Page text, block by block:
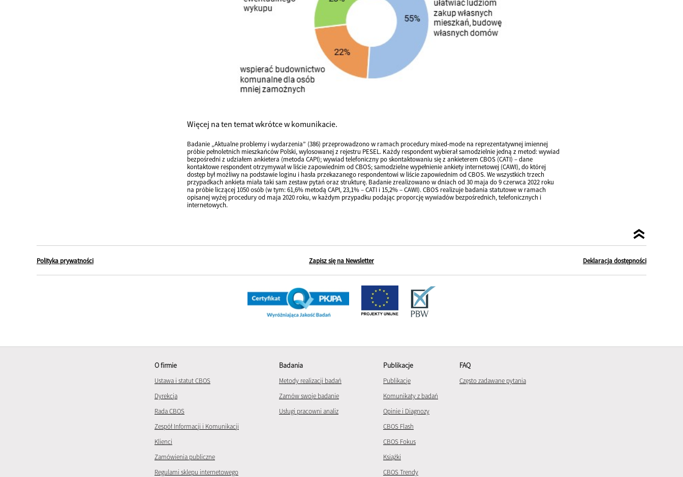
Więcej na ten temat wkrótce w komunikacie.
Badanie „Aktualne problemy i wydarzenia” (386) przeprowadzono w ramach procedury mixed-mode na reprezentatywnej imiennej
próbie pełnoletnich mieszkańców Polski, wylosowanej z rejestru PESEL. Każdy respondent wybierał samodzielnie jedną z metod: wywiad
bezpośredni z udziałem ankietera (metoda CAPI); wywiad telefoniczny po skontaktowaniu się z ankieterem CBOS (CATI) – dane
kontaktowe respondent otrzymywał w liście zapowiednim od CBOS; samodzielne wypełnienie ankiety internetowej (CAWI), do której
dostęp był możliwy na podstawie loginu i hasła przekazanego respondentowi w liście zapowiednim od CBOS. We wszystkich trzech
przypadkach ankieta miała taki sam zestaw pytań oraz strukturę. Badanie zrealizowano w dniach od 30 maja do 9 czerwca 2022 roku
na próbie liczącej 1050 osób (w tym: 61,6% metodą CAPI, 23,1% – CATI i 15,2% – CAWI). CBOS realizuje badania statutowe w ramach
opisanej wyżej procedury od maja 2020 roku, w każdym przypadku podając proporcję wywiadów bezpośrednich, telefonicznych i
internetowych.
Polityka prywatności Zapisz się na Newsletter Deklaracja dostępności
O firmie
Ustawa i statut CBOS
Dyrekcja
Rada CBOS
Zespół Informacji i Komunikacji
Klienci
Zamówienia publiczne
Regulami sklepu internetowego
Badania
Metody realizacji badań
Zamów swoje badanie
Usługi pracowni analiz
Publikacje
Publikacje
Komunikaty z badań
Opinie i Diagnozy
CBOS Flash
CBOS Fokus
Książki
CBOS Trendy
FAQ
Często zadawane pytania